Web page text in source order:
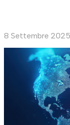
8 Settembre 2025